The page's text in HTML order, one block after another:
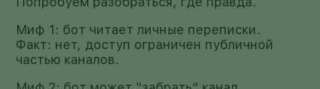
Миф 1: бот читает личные переписки.
Факт: нет, доступ ограничен публичной
частью каналов.